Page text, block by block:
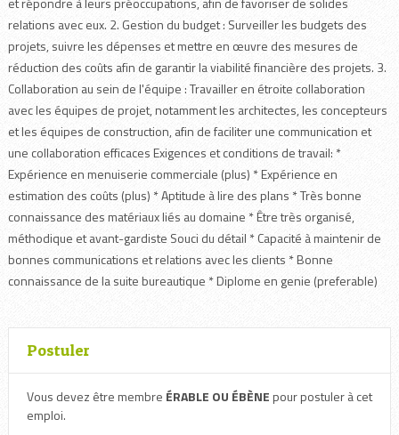
relations avec eux. 2. Gestion du budget : Surveiller les budgets des
projets, suivre les dépenses et mettre en œuvre des mesures de
réduction des coûts afin de garantir la viabilité financière des projets. 3.
Collaboration au sein de l'équipe : Travailler en étroite collaboration
avec les équipes de projet, notamment les architectes, les concepteurs
et les équipes de construction, afin de faciliter une communication et
une collaboration efficaces Exigences et conditions de travail: *
Expérience en menuiserie commerciale (plus) * Expérience en
estimation des coûts (plus) * Aptitude à lire des plans * Très bonne
connaissance des matériaux liés au domaine * Être très organisé,
méthodique et avant-gardiste Souci du détail * Capacité à maintenir de
bonnes communications et relations avec les clients * Bonne
connaissance de la suite bureautique * Diplome en genie (preferable)
Postuler
Vous devez être membre ÉRABLE OU ÉBÈNE pour postuler à cet
emploi.